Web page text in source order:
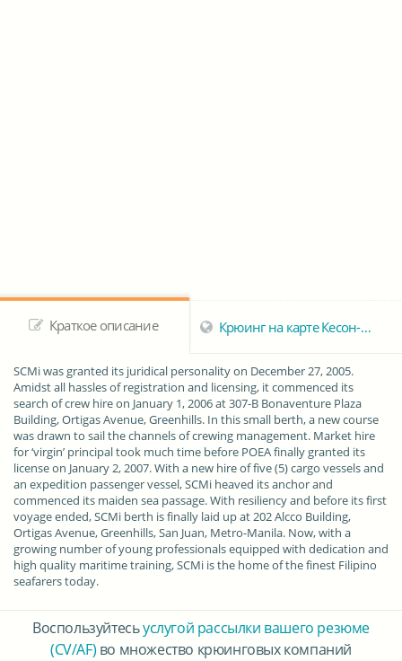
Краткое описание Крюинг на карте Кесон-Сити
SCMi was granted its juridical personality on December 27, 2005.
Amidst all hassles of registration and licensing, it commenced its
search of crew hire on January 1, 2006 at 307-B Bonaventure Plaza
Building, Ortigas Avenue, Greenhills. In this small berth, a new course
was drawn to sail the channels of crewing management. Market hire
for ‘virgin’ principal took much time before POEA finally granted its
license on January 2, 2007. With a new hire of five (5) cargo vessels and
an expedition passenger vessel, SCMi heaved its anchor and
commenced its maiden sea passage. With resiliency and before its first
voyage ended, SCMi berth is finally laid up at 202 Alcco Building,
Ortigas Avenue, Greenhills, San Juan, Metro-Manila. Now, with a
growing number of young professionals equipped with dedication and
high quality maritime training, SCMi is the home of the finest Filipino
seafarers today.
Воспользуйтесьуслугой рассылки вашего резюме
(CV/AF) во множество крюинговых компаний